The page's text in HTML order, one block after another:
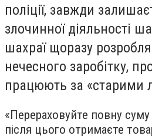
поліції, завжди
злочинної діяльності
шахраї щоразу
нечесного заробітку,
працюють за «старими
«Перераховуйте повну суму
після цього отримаєте